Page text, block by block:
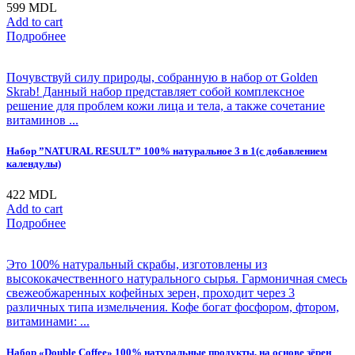
599 MDL
Add to cart
Подробнее
Почувствуй силу природы, собранную в набор от Golden
Skrab! Данный набор представляет собой комплексное
решение для проблем кожи лица и тела, а также сочетание
витаминов ...
Набор ”NATURAL RESULT” 100% натуральное 3 в 1(с добавлением
календулы)
422 MDL
Add to cart
Подробнее
Это 100% натуральный скрабы, изготовлены из
высококачественного натурального сырья. Гармоничная смесь
свежеобжаренных кофейных зерен, проходит через 3
различных типа измельчения. Кофе богат фосфором, фтором,
витаминами: ...
Набор «Double Coffee» 100% натуральные продукты, на основе зёрен